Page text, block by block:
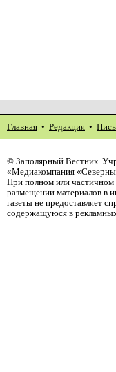
Главная • Редакция •
© Заполярный Вестник.
«Медиакомпания
При полном или частичном
размещении материалов в
газеты не предоставляет
содержащуюся в